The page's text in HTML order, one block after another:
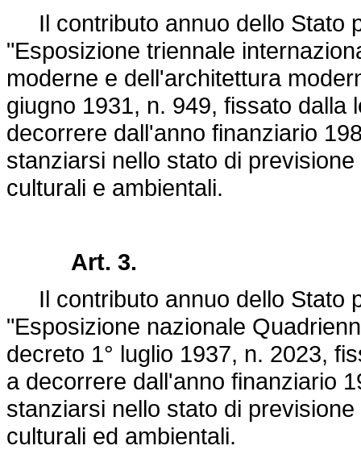
Il contributo annuo dello Stato
"Esposizione triennale
moderne e dell'architettura
giugno 1931, n. 949, fissato dalla
decorrere dall'anno finanziario
stanziarsi nello stato di
culturali e ambientali.
Art. 3.
Il contributo annuo dello Stato
"Esposizione nazionale
decreto 1° luglio 1937, n. 2023,
a decorrere dall'anno finanziario
stanziarsi nello stato di
culturali ed ambientali.